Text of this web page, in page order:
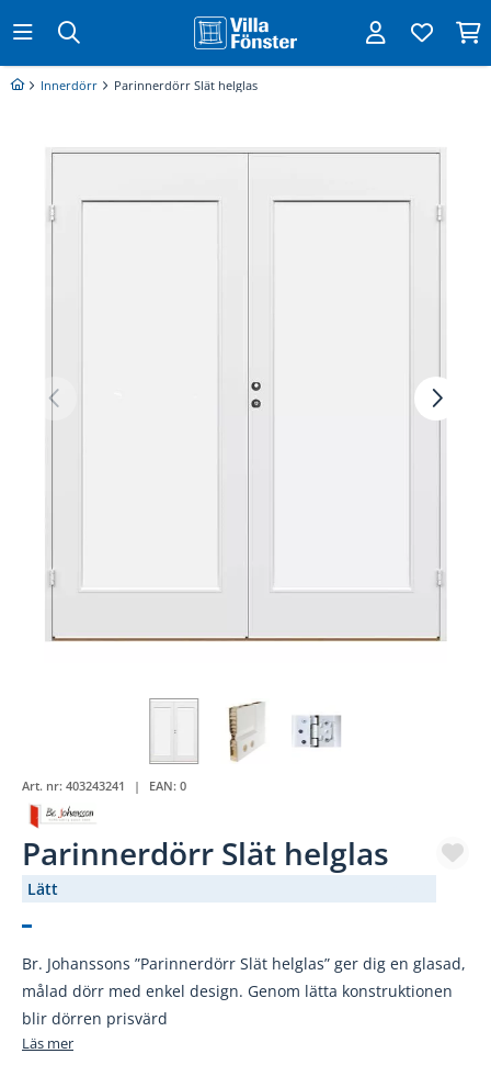
Innerdörr Parinnerdörr Slät helglas
Art. nr: 403243241 EAN: 0
Parinnerdörr Slät helglas
Lätt
Br. Johanssons ”Parinnerdörr Slät helglas” ger dig en glasad,
målad dörr med enkel design. Genom lätta konstruktionen
blir dörren prisvärd
Läs mer